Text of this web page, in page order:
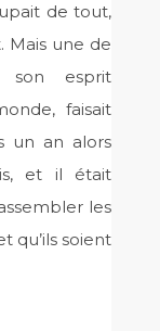
de tout,
Mais une de
son esprit
faisait
un an alors
et il était
les
qu’ils soient